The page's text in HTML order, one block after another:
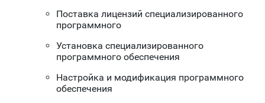
Поставка лицензий специализированного
программного
Установка специализированного
программного обеспечения
Настройка и модификация программного
обеспечения